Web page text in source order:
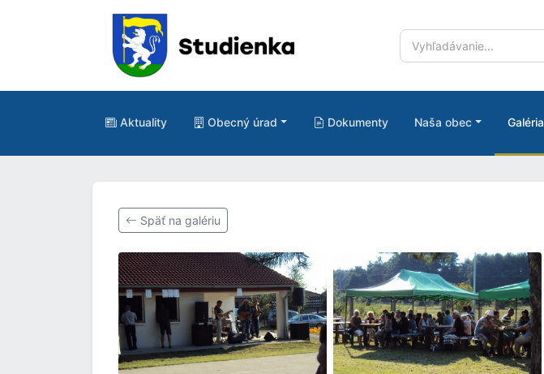
Aktuality Obecný úrad Dokumenty Naša obec Galéria
Späť na galériu